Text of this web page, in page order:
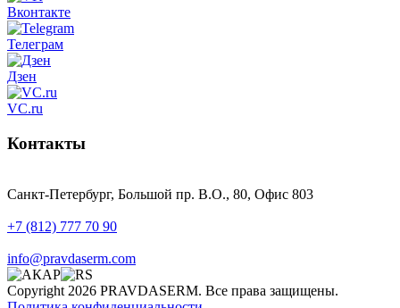
Вконтакте
Телеграм
Дзен
VC.ru
Контакты
Санкт-Петербург, Большой пр. В.О., 80, Офис 803
+7 (812) 777 70 90
info@pravdaserm.com
Copyright 2026 PRAVDASERM. Все права защищены.